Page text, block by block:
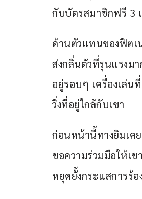
กับบัตรสมาชิกฟรี 3
ด้านตัวแทนของฟิตเ
ส่งกลิ่นตัวที่รุนแรงม
อยู่รอบๆ เครื่องเล่น
วิ่งที่อยู่ใกล้กับเขา
ก่อนหน้านี้ทางยิมเค
ขอความร่วมมือให้เ
หยุดยั้งกระแสการร้